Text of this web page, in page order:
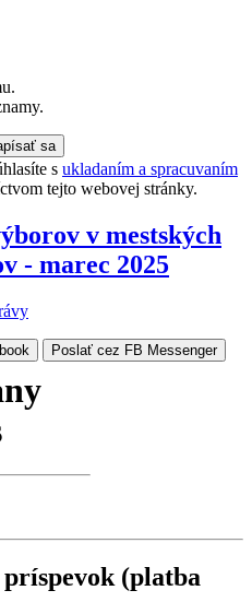
sa
s ukladaním a spracuvaním
tejto webovej stránky.
v mestských
- marec 2025
Poslať cez FB Messenger
(platba